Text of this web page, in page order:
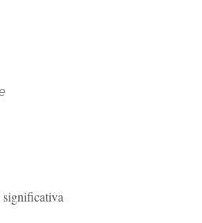
significativa